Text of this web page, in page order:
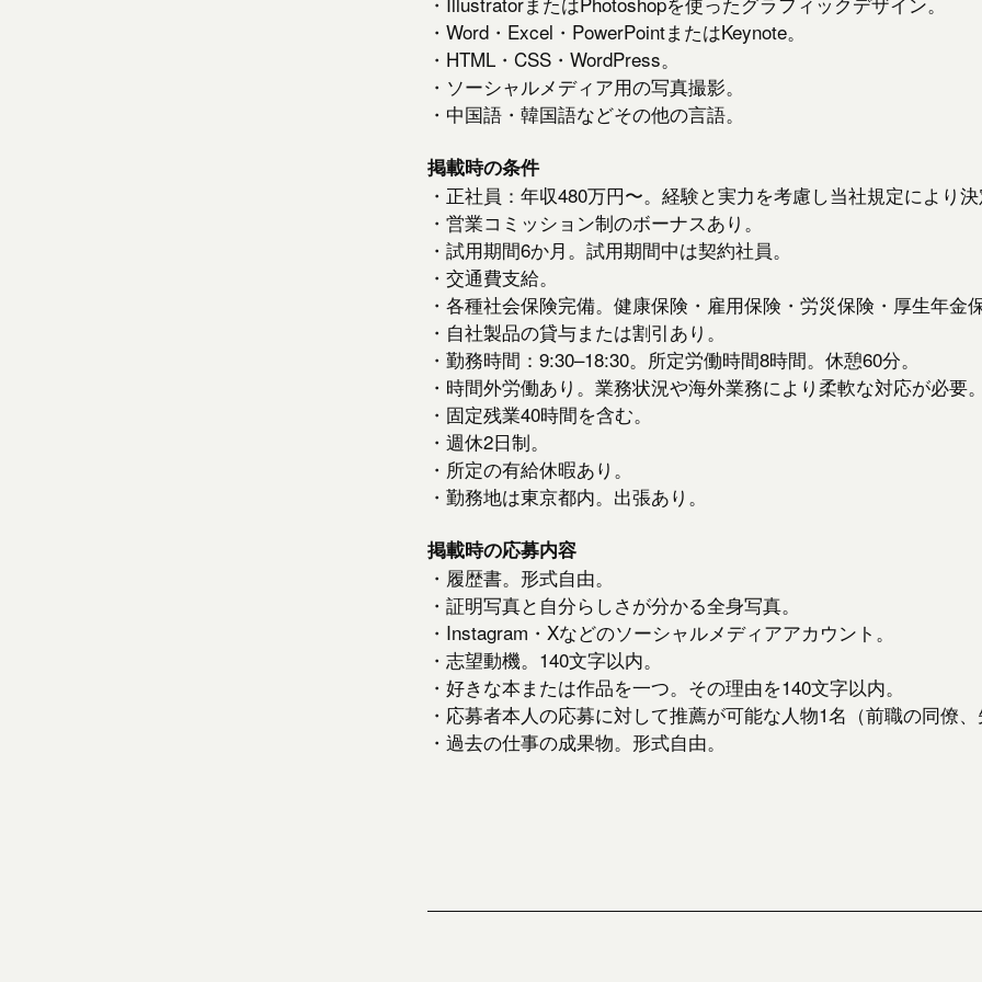
・Word・Excel・PowerPointまたはKeynote。
・HTML・CSS・WordPress。
・ソーシャルメディア用の写真撮影。
・中国語・韓国語などその他の言語。
掲載時の条件
・正社員：年収480万円〜。経験と実力を考慮し当社規定により決
・営業コミッション制のボーナスあり。
・試用期間6か月。試用期間中は契約社員。
・交通費支給。
・各種社会保険完備。健康保険・雇用保険・労災保険・厚生年金保
・自社製品の貸与または割引あり。
・勤務時間：9:30–18:30。所定労働時間8時間。休憩60分。
・時間外労働あり。業務状況や海外業務により柔軟な対応が必要。
・固定残業40時間を含む。
・週休2日制。
・所定の有給休暇あり。
・勤務地は東京都内。出張あり。
掲載時の応募内容
・履歴書。形式自由。
・証明写真と自分らしさが分かる全身写真。
・Instagram・Xなどのソーシャルメディアアカウント。
・志望動機。140文字以内。
・好きな本または作品を一つ。その理由を140文字以内。
・応募者本人の応募に対して推薦が可能な人物1名（前職の同僚、
・過去の仕事の成果物。形式自由。